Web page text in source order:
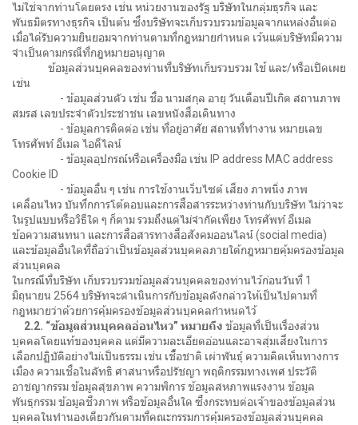
ไม่ใช่จากท่านโดยตรง เช่น หน่วยงานของรัฐ บริษัทในกลุ่มธุรกิจ และ
พันธมิตรทางธุรกิจ เป็นต้น ซึ่งบริษัทจะเก็บรวบรวมข้อมูลจากแหล่งอื่นต่อ
เมื่อได้รับความยินยอมจากท่านตามที่กฎหมายกำหนด เว้นแต่บริษัทมีความ
จำเป็นตามกรณีที่กฎหมายอนุญาต
ข้อมูลส่วนบุคคลของท่านที่บริษัทเก็บรวบรวม ใช้ และ/หรือเปิดเผย
เช่น
- ข้อมูลส่วนตัว เช่น ชื่อ นามสกุล อายุ วันเดือนปีเกิด สถานภาพ
สมรส เลขประจำตัวประชาชน เลขหนังสือเดินทาง
- ข้อมูลการติดต่อ เช่น ที่อยู่อาศัย สถานที่ทำงาน หมายเลข
โทรศัพท์ อีเมล ไอดีไลน์
- ข้อมูลอุปกรณ์หรือเครื่องมือ เช่น IP address MAC address
Cookie ID
- ข้อมูลอื่น ๆ เช่น การใช้งานเว็บไซต์ เสียง ภาพนิ่ง ภาพ
เคลื่อนไหว บันทึกการโต้ตอบและการสื่อสารระหว่างท่านกับบริษัท ไม่ว่าจะ
ในรูปแบบหรือวิธีใด ๆ ก็ตาม รวมถึงแต่ไม่จำกัดเพียง โทรศัพท์ อีเมล
ข้อความสนทนา และการสื่อสารทางสื่อสังคมออนไลน์ (social media)
และข้อมูลอื่นใดที่ถือว่าเป็นข้อมูลส่วนบุคคลภายใต้กฎหมายคุ้มครองข้อมูล
ส่วนบุคคล
ในกรณีที่บริษัท เก็บรวบรวมข้อมูลส่วนบุคคลของท่านไว้ก่อนวันที่ 1
มิถุนายน 2564 บริษัทจะดำเนินการกับข้อมูลดังกล่าวให้เป็นไปตามที่
กฎหมายว่าด้วยการคุ้มครองข้อมูลส่วนบุคคลกำหนดไว้
2.2. “ข้อมูลส่วนบุคคลอ่อนไหว” หมายถึง ข้อมูลที่เป็นเรื่องส่วน
บุคคลโดยแท้ของบุคคล แต่มีความละเอียดอ่อนและอาจสุ่มเสี่ยงในการ
เลือกปฏิบัติอย่างไม่เป็นธรรม เช่น เชื้อชาติ เผ่าพันธุ์ ความคิดเห็นทางการ
เมือง ความเชื่อในลัทธิ ศาสนาหรือปรัชญา พฤติกรรมทางเพศ ประวัติ
อาชญากรรม ข้อมูลสุขภาพ ความพิการ ข้อมูลสหภาพแรงงาน ข้อมูล
พันธุกรรม ข้อมูลชีวภาพ หรือข้อมูลอื่นใด ซึ่งกระทบต่อเจ้าของข้อมูลส่วน
บุคคลในทำนองเดียวกันตามที่คณะกรรมการคุ้มครองข้อมูลส่วนบุคคล